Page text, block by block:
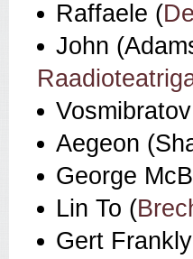
Raffaele (
John
Aegeon
George
Lin To (
Gert